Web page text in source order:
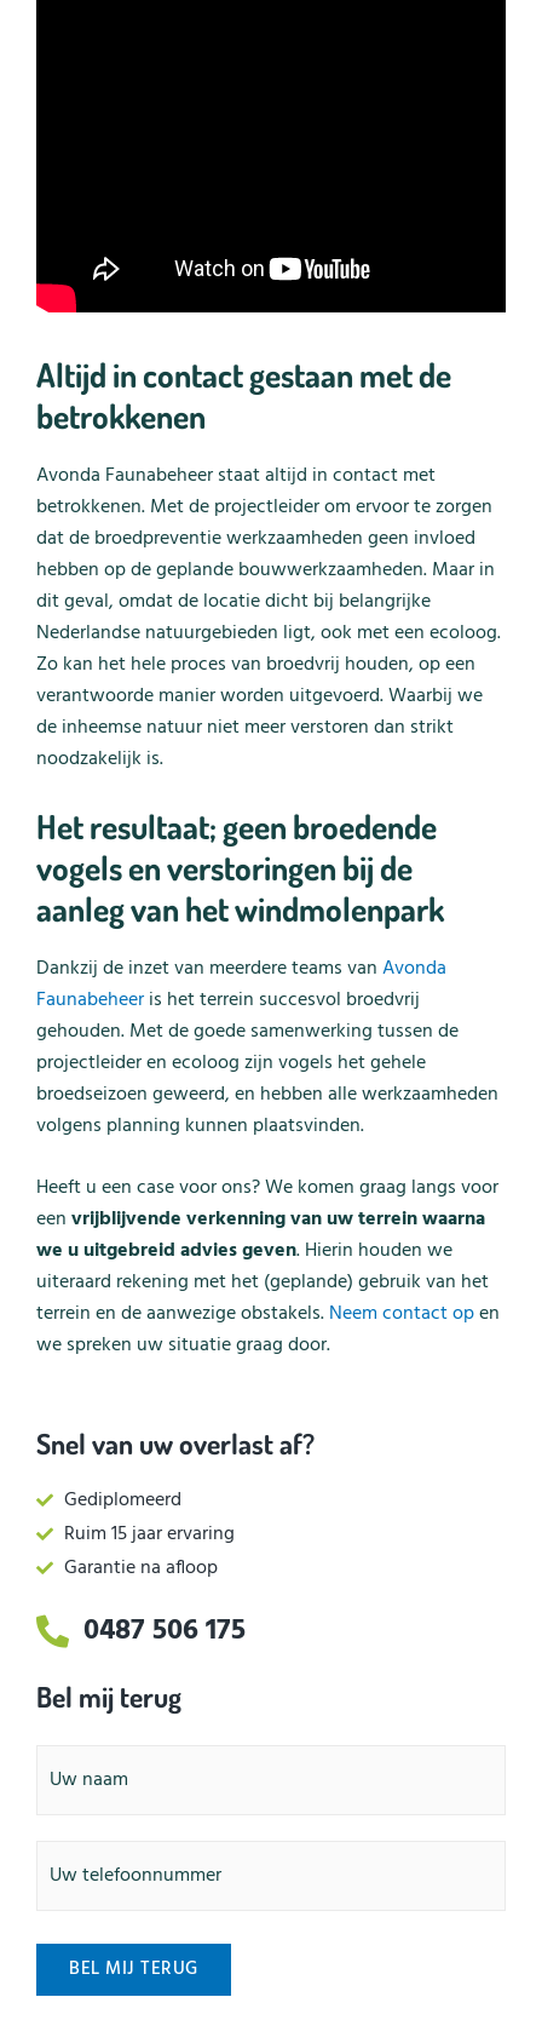
Altijd in contact gestaan met de
betrokkenen
Avonda Faunabeheer staat altijd in contact met
betrokkenen. Met de projectleider om ervoor te zorgen
dat de broedpreventie werkzaamheden geen invloed
hebben op de geplande bouwwerkzaamheden. Maar in
dit geval, omdat de locatie dicht bij belangrijke
Nederlandse natuurgebieden ligt, ook met een ecoloog.
Zo kan het hele proces van broedvrij houden, op een
verantwoorde manier worden uitgevoerd. Waarbij we
de inheemse natuur niet meer verstoren dan strikt
noodzakelijk is.
Het resultaat; geen broedende
vogels en verstoringen bij de
aanleg van het windmolenpark
Dankzij de inzet van meerdere teams vanAvonda
Faunabeheeris het terrein succesvol broedvrij
gehouden. Met de goede samenwerking tussen de
projectleider en ecoloog zijn vogels het gehele
broedseizoen geweerd, en hebben alle werkzaamheden
volgens planning kunnen plaatsvinden.
Heeft u een case voor ons? We komen graag langs voor
eenvrijblijvende verkenning van uw terrein waarna
we u uitgebreid advies geven. Hierin houden we
uiteraard rekening met het (geplande) gebruik van het
terrein en de aanwezige obstakels.Neem contact open
we spreken uw situatie graag door.
Snel van uw overlast af?
Gediplomeerd
Ruim 15 jaar ervaring
Garantie na afloop
0487 506 175
Bel mij terug
BEL MIJ TERUG